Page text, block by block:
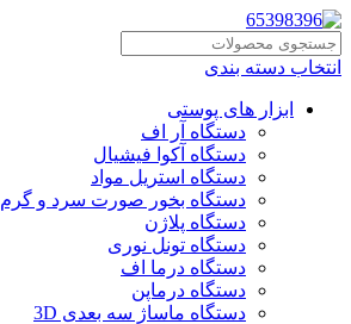
انتخاب دسته بندی
ابزار های پوستی
دستگاه آر اف
دستگاه آکوا فیشیال
دستگاه استریل مواد
دستگاه بخور صورت سرد و گرم
دستگاه پلاژن
دستگاه تونل نوری
دستگاه درما اف
دستگاه درماپن
دستگاه ماساژ سه بعدی 3D